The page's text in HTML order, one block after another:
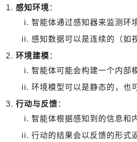
感知环境 ：
智能体通过感知器来监测环
感知数据可以是连续的（如
环境建模 ：
智能体可能会构建一个内部
环境模型可以是静态的，也
行动与反馈 ：
智能体根据感知到的信息和
行动的结果会以反馈的形式